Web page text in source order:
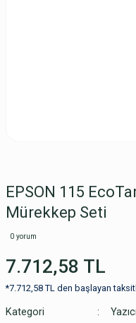
EPSON 115
Mürekkep Seti
0 yorum
7.712,58 TL
*7.712,58 TL den başlayan
Kategori